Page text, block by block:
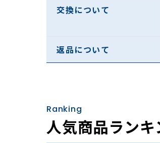
交換について
返品について
Ranking
人気商品ランキ